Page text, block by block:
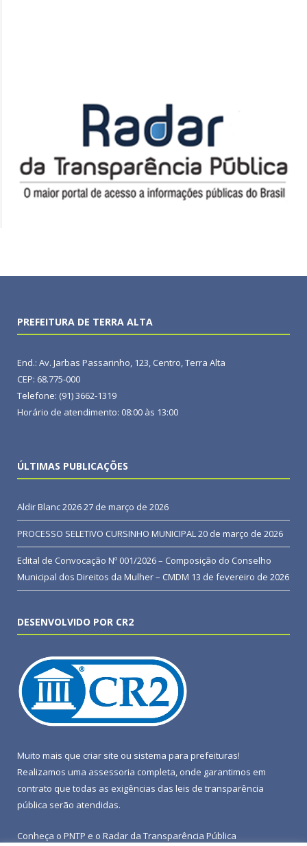
PREFEITURA DE TERRA ALTA
End.: Av. Jarbas Passarinho, 123, Centro, Terra Alta
CEP: 68.775-000
Telefone: (91) 3662-1319
Horário de atendimento: 08:00 às 13:00
ÚLTIMAS PUBLICAÇÕES
Aldir Blanc 202627 de março de 2026
PROCESSO SELETIVO CURSINHO MUNICIPAL20 de março de 2026
Edital de Convocação Nº 001/2026 – Composição do Conselho
Municipal dos Direitos da Mulher – CMDM 13 de fevereiro de 2026
DESENVOLVIDO POR CR2
Muito mais que criar site ou sistema para prefeituras!
Realizamos uma assessoria completa, onde garantimos em
contrato que todas as exigências das leis de transparência
pública serão atendidas.
Conheça o PNTP e o Radar da Transparência Pública